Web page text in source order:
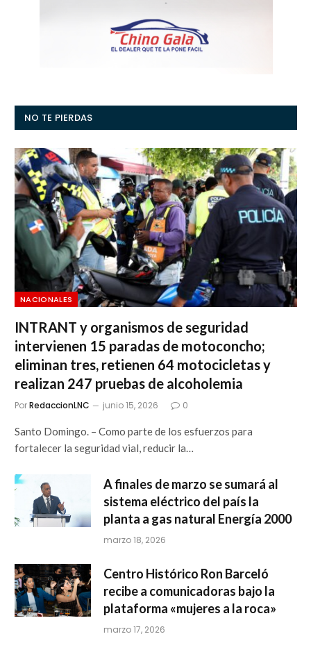
NO TE PIERDAS
NACIONALES
INTRANT y organismos de seguridad
intervienen 15 paradas de motoconcho;
eliminan tres, retienen 64 motocicletas y
realizan 247 pruebas de alcoholemia
PorRedaccionLNC junio 15, 2026 0
Santo Domingo. – Como parte de los esfuerzos para
fortalecer la seguridad vial, reducir la…
A finales de marzo se sumará al
sistema eléctrico del país la
planta a gas natural Energía 2000
marzo 18, 2026
Centro Histórico Ron Barceló
recibe a comunicadoras bajo la
plataforma «mujeres a la roca»
marzo 17, 2026